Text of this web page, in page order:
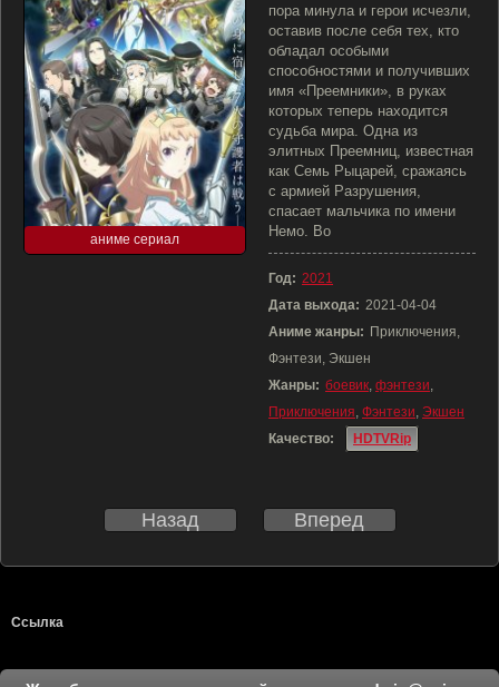
аниме сериал
пора минула и герои исчезли,
оставив после себя тех, кто
обладал особыми
способностями и получивших
имя «Преемники», в руках
которых теперь находится
судьба мира. Одна из
элитных Преемниц, известная
как Семь Рыцарей, сражаясь
с армией Разрушения,
спасает мальчика по имени
Немо. Во
Год: 2021
Дата выхода: 2021-04-04
Аниме жанры: Приключения,
Фэнтези, Экшен
Жанры: боевик, фэнтези,
Приключения, Фэнтези, Экшен
Качество:
HDTVRip
Назад Вперед
Ссылка